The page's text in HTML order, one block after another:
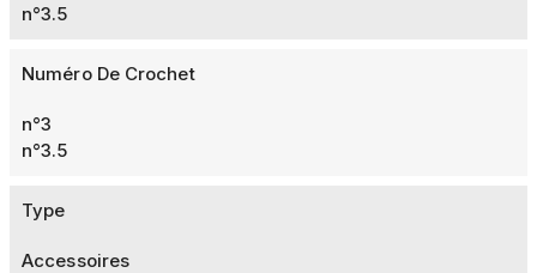
n°3.5
Numéro De Crochet
n°3
n°3.5
Type
Accessoires